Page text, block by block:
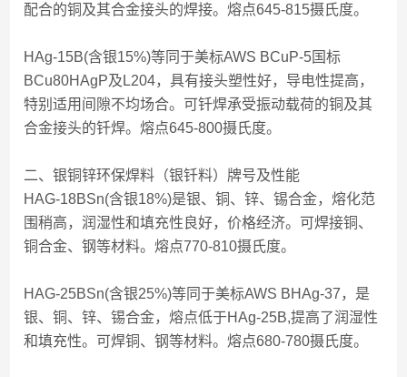
配合的铜及其合金接头的焊接。熔点645-815摄氏度。
HAg-15B(含银15%)等同于美标AWS BCuP-5国标
BCu80HAgP及L204，具有接头塑性好，导电性提高，
特别适用间隙不均场合。可钎焊承受振动载荷的铜及其
合金接头的钎焊。熔点645-800摄氏度。
二、银铜锌环保焊料（银钎料）牌号及性能
HAG-18BSn(含银18%)是银、铜、锌、锡合金，熔化范
围稍高，润湿性和填充性良好，价格经济。可焊接铜、
铜合金、钢等材料。熔点770-810摄氏度。
HAG-25BSn(含银25%)等同于美标AWS BHAg-37，是
银、铜、锌、锡合金，熔点低于HAg-25B,提高了润湿性
和填充性。可焊铜、钢等材料。熔点680-780摄氏度。